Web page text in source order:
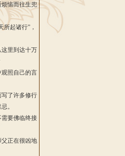
恼而往生兜
所起诸行”，
里到达十万
照自己的言
了许多修行
。
要佛临终接
正在很凶地